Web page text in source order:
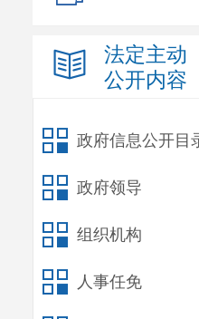
法定主动
公开内容
政府信息公开目
政府领导
组织机构
人事任免